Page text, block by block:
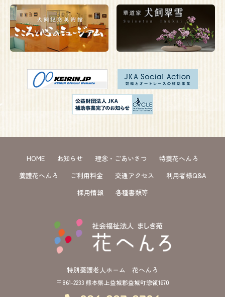
HOME お知らせ 理念・ごあいさつ
特養花へんろ
養護花へんろ
ご利用料金 交通アクセス
利用者様Q&A
採用情報
各種書類等
特別養護老人ホーム 花へんろ
〒861-2233 熊本県上益城郡益城町惣領1670